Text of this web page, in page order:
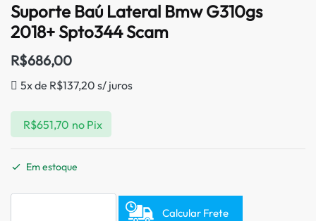
Suporte Baú Lateral Bmw G310gs
2018+ Spto344 Scam
R$686,00
5x de R$137,20 s/ juros
R$651,70 no Pix
Em estoque
Calcular Frete